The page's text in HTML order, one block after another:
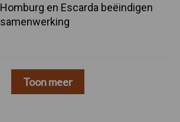
Homburg en Escarda beëindigen
samenwerking
Toon meer